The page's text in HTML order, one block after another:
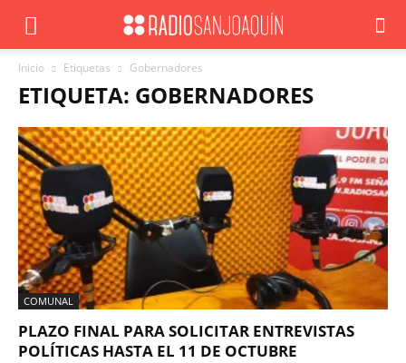
Inicio Etiquetas Gobernadores
ETIQUETA: GOBERNADORES
COMUNAL
PLAZO FINAL PARA SOLICITAR ENTREVISTAS
POLÍTICAS HASTA EL 11 DE OCTUBRE